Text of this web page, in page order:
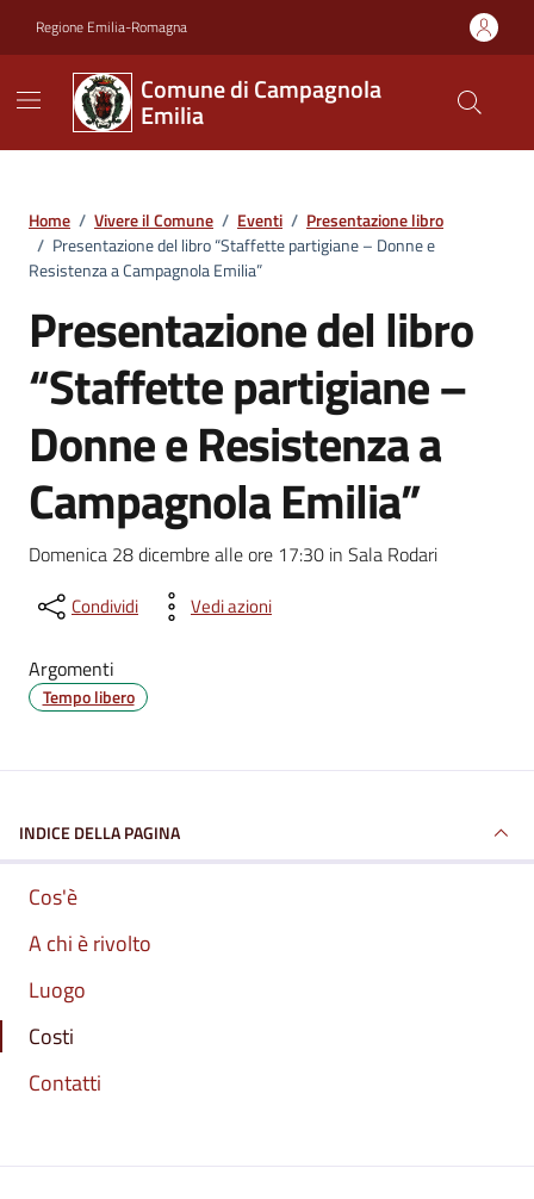
Regione Emilia-Romagna
Comune di Campagnola
Emilia
Home / Vivere il Comune / Eventi / Presentazione libro
/ Presentazione del libro “Staffette partigiane – Donne e
Resistenza a Campagnola Emilia”
Presentazione del libro
“Staffette partigiane –
Donne e Resistenza a
Campagnola Emilia”
Domenica 28 dicembre alle ore 17:30 in Sala Rodari
Condividi Vedi azioni
Argomenti
Tempo libero
INDICE DELLA PAGINA
Cos'è
A chi è rivolto
Luogo
Costi
Contatti